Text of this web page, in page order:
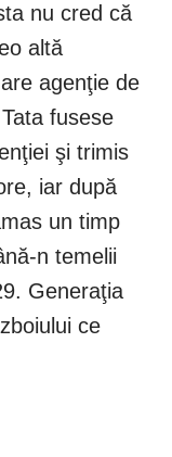
nu cred că
altă
agenţie de
fusese
şi trimis
iar după
un timp
n temelii
Generaţia
ce